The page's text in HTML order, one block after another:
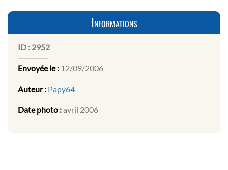
Informations
ID : 2952
Envoyée le : 12/09/2006
Auteur : Papy64
Date photo :avril 2006